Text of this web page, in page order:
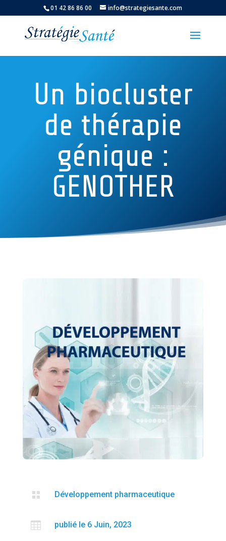
01 42 86 86 00 info@strategiesante.com
Un biocluster
de thérapie
génique :
GENOTHER
 Développement pharmaceutique
 publié le 6 Juin, 2023